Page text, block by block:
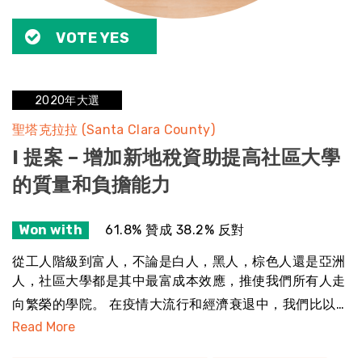
VOTE YES
2020年大選
聖塔克拉拉 (Santa Clara County)
I 提案 – 增加新地稅資助提高社區大學
的質量和負擔能力
Won with 61.8% 贊成 38.2% 反對
從工人階級到富人，不論是白人，黑人，棕色人還是亞洲
人，社區大學都是其中最富成本效應，推使我們所有人走
向繁榮的學院。 在疫情大流行和經濟衰退中，我們比以…
Read More